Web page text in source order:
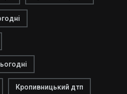
Кропивницький дтп